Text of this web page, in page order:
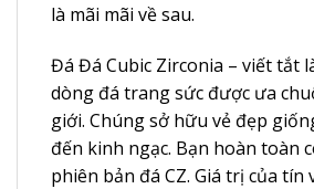
là mãi mãi về sau.
Đá Đá Cubic Zirconia – viết tắt
dòng đá trang sức được ưa
giới. Chúng sở hữu vẻ đẹp
đến kinh ngạc. Bạn hoàn toàn
phiên bản đá CZ. Giá trị của tín